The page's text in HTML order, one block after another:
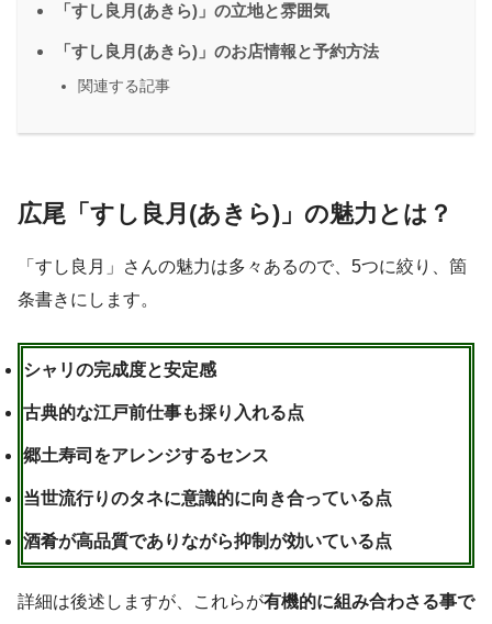
「すし良月(あきら)」の立地と雰囲気
「すし良月(あきら)」のお店情報と予約方法
関連する記事
広尾「すし良月(あきら)」の魅力とは？
「すし良月」さんの魅力は多々あるので、5つに絞り、箇
条書きにします。
シャリの完成度と安定感
古典的な江戸前仕事も採り入れる点
郷土寿司をアレンジするセンス
当世流行りのタネに意識的に向き合っている点
酒肴が高品質でありながら抑制が効いている点
詳細は後述しますが、これらが有機的に組み合わさる事で